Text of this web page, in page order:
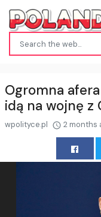
Ogromna
idą na wojnę z
wpolityce.pl 2 months